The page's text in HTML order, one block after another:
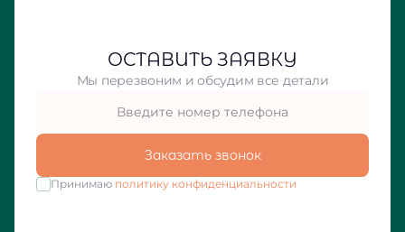
ОСТАВИТЬ ЗАЯВКУ
Мы перезвоним и обсудим все детали
Заказать звонок
Принимаю политику конфиденциальности